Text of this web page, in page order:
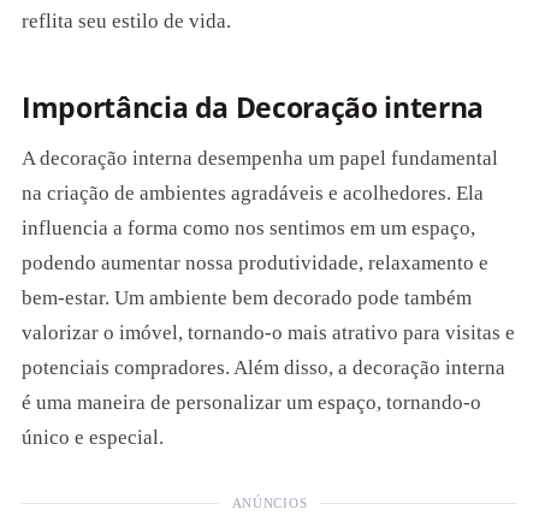
reflita seu estilo de vida.
Importância da Decoração interna
A decoração interna desempenha um papel fundamental
na criação de ambientes agradáveis e acolhedores. Ela
influencia a forma como nos sentimos em um espaço,
podendo aumentar nossa produtividade, relaxamento e
bem-estar. Um ambiente bem decorado pode também
valorizar o imóvel, tornando-o mais atrativo para visitas e
potenciais compradores. Além disso, a decoração interna
é uma maneira de personalizar um espaço, tornando-o
único e especial.
ANÚNCIOS